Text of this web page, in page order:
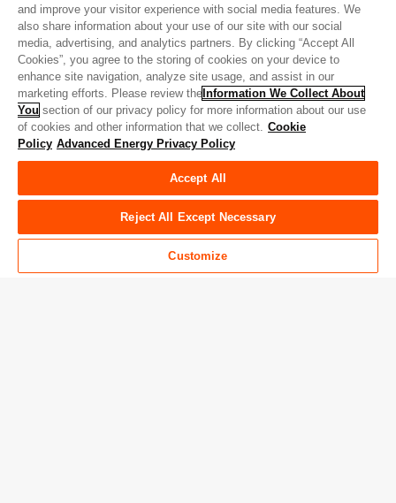
Quick Links
About AE Careers
Contact Us Investor Relations
News & Events Sales & Distribution
Advanced Energy 채널
WeChat
YouTube
and improve your visitor experience with social media features. We
also share information about your use of our site with our social
media, advertising, and analytics partners. By clicking “Accept All
Cookies”, you agree to the storing of cookies on your device to
enhance site navigation, analyze site usage, and assist in our
marketing efforts. Please review the Information We Collect About
You section of our privacy policy for more information about our use
of cookies and other information that we collect. Cookie
Policy Advanced Energy Privacy Policy
Accept All
Reject All Except Necessary
Customize